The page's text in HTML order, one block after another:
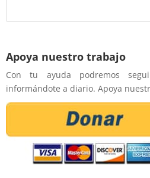
Apoya nuestro trabajo
Con tu ayuda podremos
informándote a diario. Apoya